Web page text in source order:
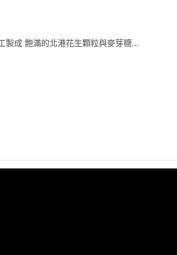
製成 飽滿的北港花生顆粒與麥芽糖...